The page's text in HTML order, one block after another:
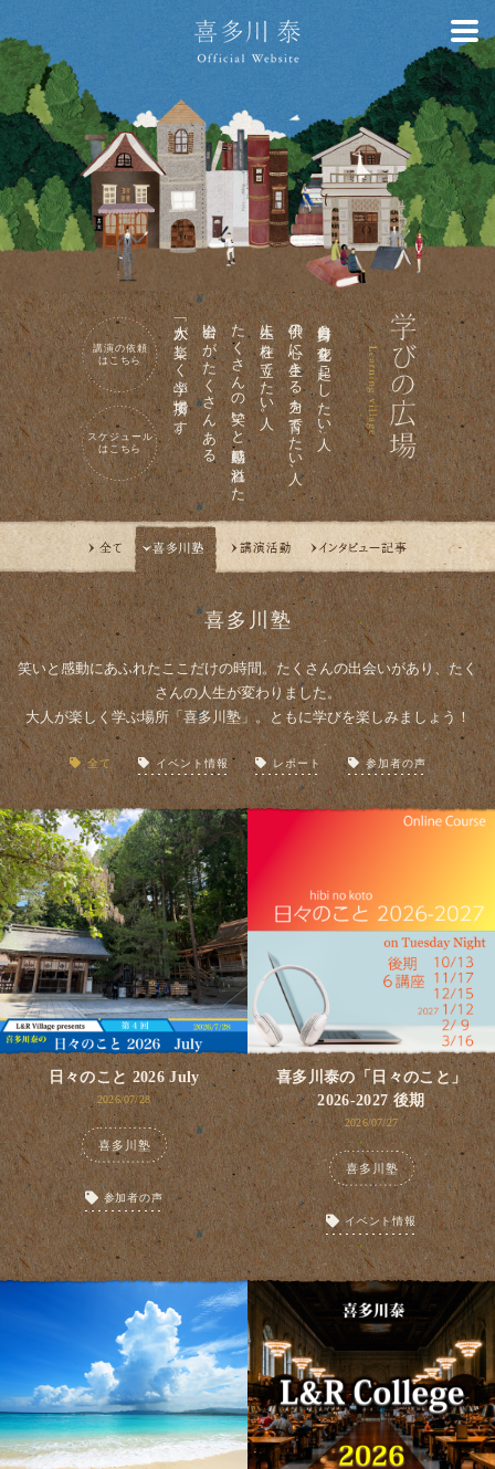
自分自身に変化を起こしたい人、
子供の心に生きる力を育てたい人、
人生に柱を立てたい人。
たくさんの笑いと感動に溢れた
出会いがたくさんある
「大人が楽しく学ぶ場所」です。
講演の依頼
はこちら
スケジュール
はこちら
喜多川塾
笑いと感動にあふれたここだけの時間。たくさんの出会いがあり、たく
さんの人生が変わりました。
大人が楽しく学ぶ場所「喜多川塾」。ともに学びを楽しみましょう！
全て イベント情報 レポート 参加者の声
日々のこと 2026 July
2026/07/28
喜多川塾
参加者の声
喜多川泰の「日々のこと」
2026-2027 後期
2026/07/27
喜多川塾
イベント情報